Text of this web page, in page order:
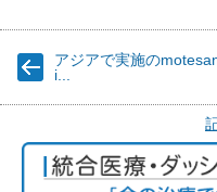
アジアで実施の
i...